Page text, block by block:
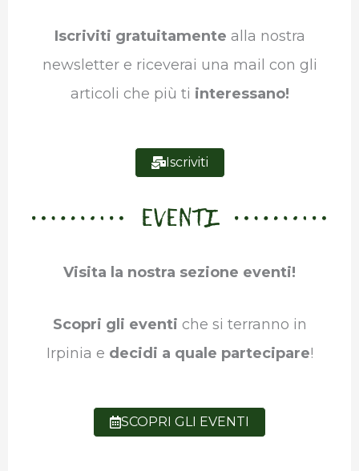
Iscriviti gratuitamente alla nostra
newsletter e riceverai una mail con gli
articoli che più ti interessano!
Iscriviti
EVENTI
Visita la nostra sezione eventi!
Scopri gli eventi che si terranno in
Irpinia e decidi a quale partecipare!
SCOPRI GLI EVENTI